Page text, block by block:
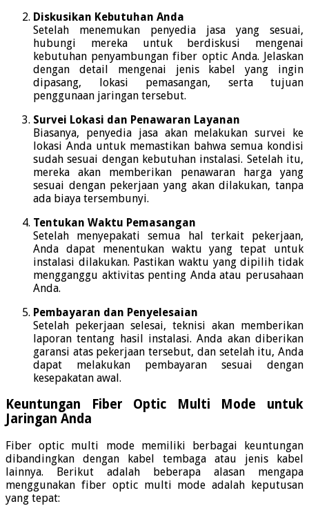
Diskusikan Kebutuhan Anda
Setelah menemukan penyedia jasa yang sesuai,
hubungi mereka untuk berdiskusi mengenai
kebutuhan penyambungan fiber optic Anda. Jelaskan
dengan detail mengenai jenis kabel yang ingin
dipasang, lokasi pemasangan, serta tujuan
penggunaan jaringan tersebut.
Survei Lokasi dan Penawaran Layanan
Biasanya, penyedia jasa akan melakukan survei ke
lokasi Anda untuk memastikan bahwa semua kondisi
sudah sesuai dengan kebutuhan instalasi. Setelah itu,
mereka akan memberikan penawaran harga yang
sesuai dengan pekerjaan yang akan dilakukan, tanpa
ada biaya tersembunyi.
Tentukan Waktu Pemasangan
Setelah menyepakati semua hal terkait pekerjaan,
Anda dapat menentukan waktu yang tepat untuk
instalasi dilakukan. Pastikan waktu yang dipilih tidak
mengganggu aktivitas penting Anda atau perusahaan
Anda.
Pembayaran dan Penyelesaian
Setelah pekerjaan selesai, teknisi akan memberikan
laporan tentang hasil instalasi. Anda akan diberikan
garansi atas pekerjaan tersebut, dan setelah itu, Anda
dapat melakukan pembayaran sesuai dengan
kesepakatan awal.
Keuntungan Fiber Optic Multi Mode untuk
Jaringan Anda
Fiber optic multi mode memiliki berbagai keuntungan
dibandingkan dengan kabel tembaga atau jenis kabel
lainnya. Berikut adalah beberapa alasan mengapa
menggunakan fiber optic multi mode adalah keputusan
yang tepat: